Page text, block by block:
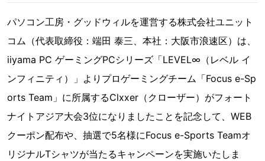
パソコン工房・グッドウィルを運営する株式会社ユニット
コム（代表取締役：端田 泰三、本社：大阪市浪速区）は、
iiyama PC ゲーミングPCシリーズ「LEVEL∞（レベル イ
ンフィニティ）」よりプロゲーミングチーム「Focus e-Sp
orts Team」に所属するClxxer（クローザー）がフォート
ナイトアジア大会3位になりましたことを記念して、WEB
クーポン配布や、抽選で5名様にFocus e-Sports Teamオ
リジナルTシャツが当たるキャンペーンを実施いたしま